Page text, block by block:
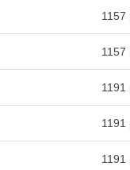
1157
1157
1191
1191
1191